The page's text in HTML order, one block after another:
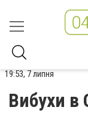
19:53, 7 липня
Вибухи в